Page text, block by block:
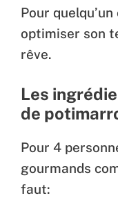
Pour
optimiser son
rêve.
Les
de
Pour 4
gourmands
faut: